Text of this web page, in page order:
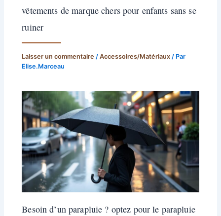
vêtements de marque chers pour enfants sans se
ruiner
Laisser un commentaire /Accessoires/Matériaux / Par
Elise.Marceau
Besoin d’un parapluie ? optez pour le parapluie